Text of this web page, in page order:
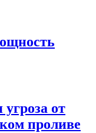
от
проливе